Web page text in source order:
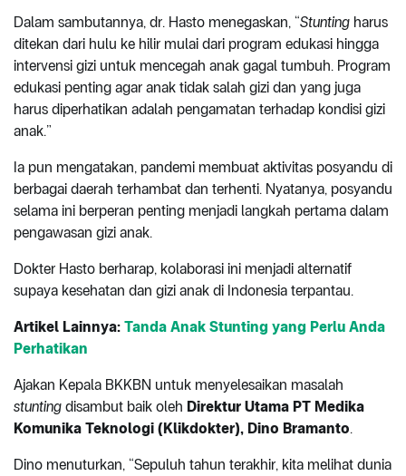
Dalam sambutannya, dr. Hasto menegaskan, “Stunting harus
ditekan dari hulu ke hilir mulai dari program edukasi hingga
intervensi gizi untuk mencegah anak gagal tumbuh. Program
edukasi penting agar anak tidak salah gizi dan yang juga
harus diperhatikan adalah pengamatan terhadap kondisi gizi
anak.”
Ia pun mengatakan, pandemi membuat aktivitas posyandu di
berbagai daerah terhambat dan terhenti. Nyatanya, posyandu
selama ini berperan penting menjadi langkah pertama dalam
pengawasan gizi anak.
Dokter Hasto berharap, kolaborasi ini menjadi alternatif
supaya kesehatan dan gizi anak di Indonesia terpantau.
Artikel Lainnya: Tanda Anak Stunting yang Perlu Anda
Perhatikan
Ajakan Kepala BKKBN untuk menyelesaikan masalah
stunting disambut baik oleh Direktur Utama PT Medika
Komunika Teknologi (Klikdokter), Dino Bramanto.
Dino menuturkan, “Sepuluh tahun terakhir, kita melihat dunia